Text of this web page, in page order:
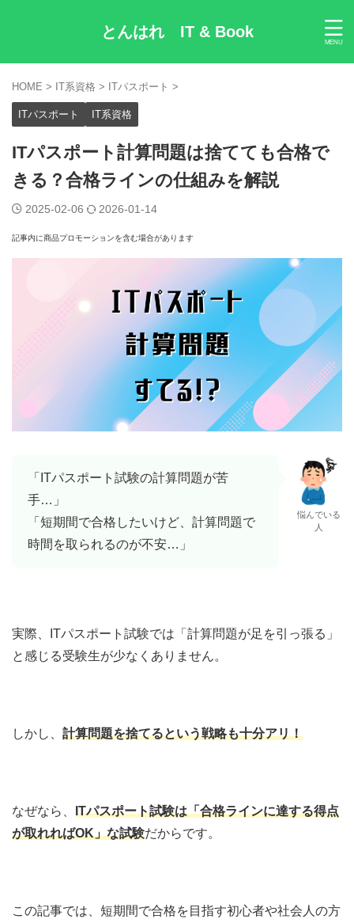
とんはれ IT & Book
HOME > IT系資格 > ITパスポート >
ITパスポート IT系資格
ITパスポート計算問題は捨てても合格で
きる？合格ラインの仕組みを解説
2025-02-06 2026-01-14
記事内に商品プロモーションを含む場合があります
「ITパスポート試験の計算問題が苦
手…」
「短期間で合格したいけど、計算問題で
時間を取られるのが不安…」
悩んでいる
人
実際、ITパスポート試験では「計算問題が足を引っ張る」
と感じる受験生が少なくありません。
しかし、 計算問題を捨てるという戦略も十分アリ！
なぜなら、 ITパスポート試験は「合格ラインに達する得点
が取れればOK」な試験だからです。
この記事では、短期間で合格を目指す初心者や社会人の方